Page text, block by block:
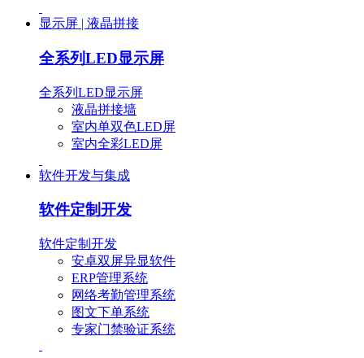
显示屏 | 液晶拼接
全系列LED显示屏
全系列LED显示屏
液晶拼接墙
室内单双色LED屏
室内全彩LED屏
软件开发与集成
软件定制开发
软件定制开发
安卓双屏异显软件
ERP管理系统
网络考勤管理系统
图文下单系统
专家门禁验证系统